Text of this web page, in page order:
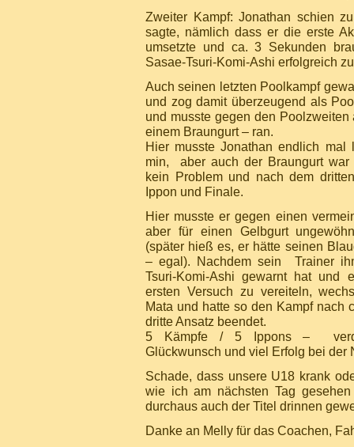
Zweiter Kampf: Jonathan schien
sagte, nämlich dass er die erste
umsetzte und ca. 3 Sekunden
Sasae-Tsuri-Komi-Ashi erfolgreich
Auch seinen letzten Poolkampf
und zog damit überzeugend als
und musste gegen den
einem Braungurt – ran.
Hier musste Jonathan endlich mal
min, aber auch der Braungurt war
kein Problem und nach dem
Ippon und Finale.
Hier musste er gegen einen
aber für einen Gelbgurt
(später hieß es, er hätte seinen
– egal). Nachdem sein Trainer
Tsuri-Komi-Ashi gewarnt hat und
ersten Versuch zu vereiteln,
Mata und hatte so den Kampf nach
dritte Ansatz beendet.
5 Kämpfe / 5 Ippons –
Glückwunsch und viel Erfolg bei der
Schade, dass unsere U18 krank
wie ich am nächsten Tag
durchaus auch der Titel drinnen
Danke an Melly für das Coachen,